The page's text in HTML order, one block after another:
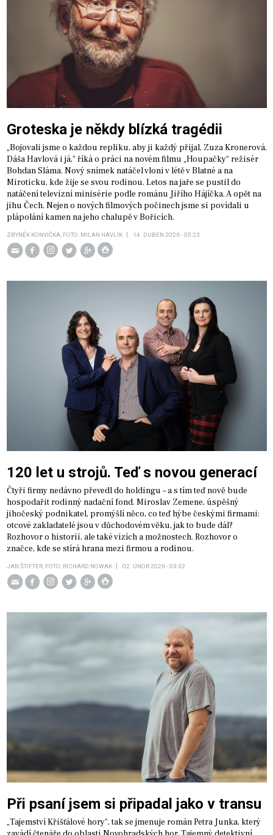
Groteska je někdy blízká tragédii
„Bojovali jsme o každou repliku, aby ji každý přijal, Zuza Kronerová,
Dáša Havlová i já,“ říká o práci na novém filmu „Houpačky“ režisér
Bohdan Sláma. Nový snímek natáčel vloni v létě v Blatné a na
Miroticku, kde žije se svou rodinou. Letos na jaře se pustil do
natáčení televizní minisérie podle románu Jiřího Hájíčka. A opět na
jihu Čech. Nejen o nových filmových počinech jsme si povídali u
plápolání kamen na jeho chalupě v Bořicích.
ZBYNĚK KONVIČKA, FOTO: MILAN HAVLÍK 14. DUBEN 2026 - 05:23
120 let u strojů. Teď s novou generací
Čtyři firmy nedávno převedl do holdingu – a s tím teď nově bude
hospodařit rodinný nadační fond. Miroslav Zemene, úspěšný
jihočeský podnikatel, promýšlí něco, co teď hýbe českými firmami:
otcové zakladatelé jsou v důchodovém věku, jak to bude dál?
Rozhovor o historii, ale také vizích a možnostech. Rozhovor o
značce, kde se stírá hrana mezi firmou a rodinou.
JAN ŠTIFTER, FOTO: RICHARD NOWAK 02. ÚNOR 2026 - 03:32
Při psaní jsem si připadal jako v transu
„Tajemství Křišťálové hory“, tak se jmenuje román Petra Junka, který